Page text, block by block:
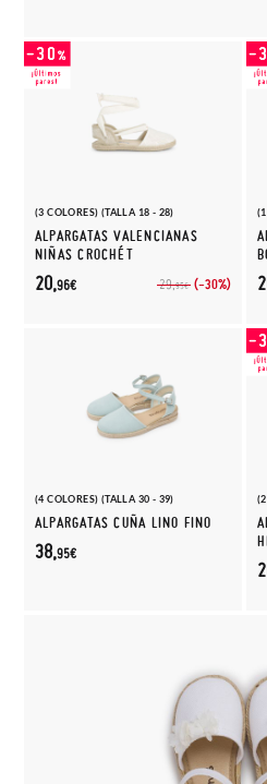
(3 COLORES) (TALLA 18 - 28)
ALPARGATAS VALENCIANAS
NIÑAS CROCHÉT
29,95€ (-30%)
20,96€
(4 COLORES) (TALLA 30 - 39)
ALPARGATAS CUÑA LINO FINO
38,95€